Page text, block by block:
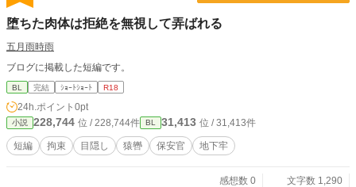
堕ちた肉体は拒絶を無視して弄ばれる
五月雨時雨
ブログに掲載した短編です。
BL 完結 ｼｮｰﾄｼｮｰﾄ R18
24h.ポイント 0pt
小説 228,744 位 / 228,744件 BL 31,413 位 / 31,413件
短編 拘束 目隠し 猿轡 保安官 地下牢
感想数 0
文字数 1,290